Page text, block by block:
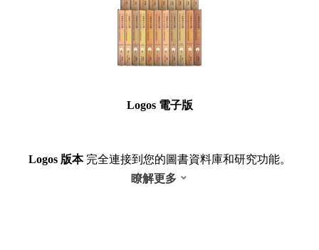
Logos 電子版
Logos 版本完全連接到您的圖書資料庫和研究功能。
瞭解更多